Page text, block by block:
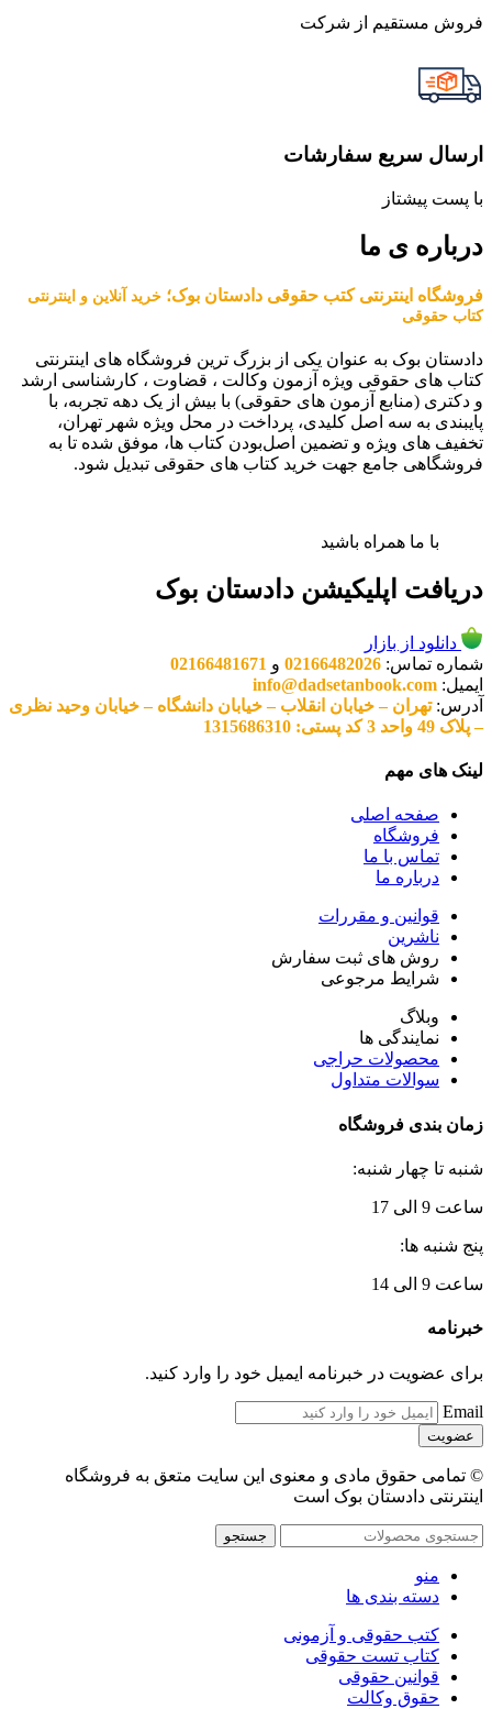
فروش مستقیم از شرکت
ارسال سریع سفارشات
با پست پیشتاز
درباره ی ما
فروشگاه اینترنتی کتب حقوقی دادستان بوک؛ خرید آنلاین و اینترنتی
کتاب حقوقی
دادستان بوک به عنوان یکی از بزرگ ترین فروشگاه های اینترنتی
کتاب های حقوقی ویژه آزمون وکالت ، قضاوت ، کارشناسی ارشد
و دکتری (منابع آزمون های حقوقی) با بیش از یک دهه تجربه، با
پایبندی به سه اصل کلیدی، پرداخت در محل ویژه شهر تهران،
تخفیف های ویژه و تضمین اصل‌بودن کتاب ها، موفق شده تا به
فروشگاهی جامع جهت خرید کتاب های حقوقی تبدیل شود.
با ما همراه باشید
دریافت اپلیکیشن دادستان بوک
دانلود از بازار
شماره تماس: 02166482026 و 02166481671
ایمیل: info@dadsetanbook.com
آدرس:تهران – خیابان انقلاب – خیابان دانشگاه – خیابان وحید نظری
– پلاک 49 واحد 3 کد پستی: 1315686310
لینک های مهم
صفحه اصلی
فروشگاه
تماس با ما
درباره ما
قوانین و مقررات
ناشرین
روش های ثبت سفارش
شرایط مرجوعی
وبلاگ
نمایندگی ها
محصولات حراجی
سوالات متداول
زمان بندی فروشگاه
شنبه تا چهار شنبه:
ساعت 9 الی 17
پنج شنبه ها:
ساعت 9 الی 14
خبرنامه
برای عضویت در خبرنامه ایمیل خود را وارد کنید.
Email
© تمامی حقوق مادی و معنوی این سایت متعق به فروشگاه
اینترنتی دادستان بوک است
جستجو
منو
دسته بندی ها
کتب حقوقی و آزمونی
کتاب تست حقوقی
قوانین حقوقی
حقوق وکالت